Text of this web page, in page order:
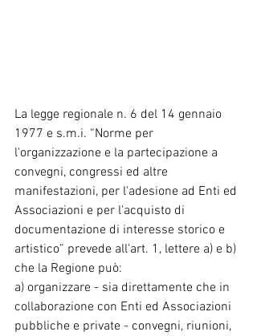
La legge regionale n. 6 del 14 gennaio
1977 e s.m.i. “Norme per
l'organizzazione e la partecipazione a
convegni, congressi ed altre
manifestazioni, per l'adesione ad Enti ed
Associazioni e per l'acquisto di
documentazione di interesse storico e
artistico” prevede all'art. 1, lettere a) e b)
che la Regione può:
a) organizzare - sia direttamente che in
collaborazione con Enti ed Associazioni
pubbliche e private - convegni, riunioni,